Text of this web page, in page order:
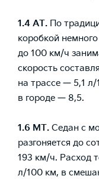
1.4 АТ. По
коробкой
до 100 км/ч
скорость
на трассе — 5,1
в городе — 8,5.
1.6 МТ. Седан с
разгоняется до
193 км/ч. Расход
л/100 км, в